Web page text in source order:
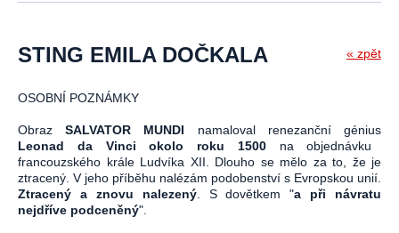
STING EMILA DOČKALA « zpět
OSOBNÍ POZNÁMKY
ObrazSALVATOR MUNDI namaloval renezanční génius
Leonad da Vinci okolo roku 1500na objednávku
francouzského krále Ludvíka XII. Dlouho se mělo za to, že je
ztracený. V jeho příběhu nalézám podobenství s Evropskou unií.
Ztracený a znovu nalezený. S dovětkem "a při návratu
nejdříve podceněný".